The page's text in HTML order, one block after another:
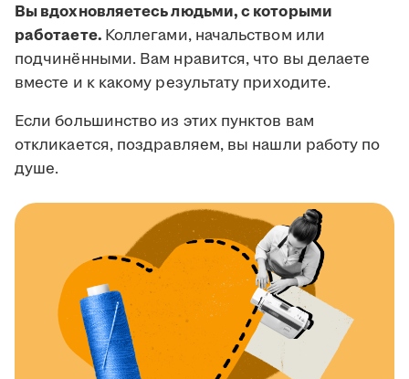
Вы вдохновляетесь людьми, с которыми
работаете. Коллегами, начальством или
подчинёнными. Вам нравится, что вы делаете
вместе и к какому результату приходите.
Если большинство из этих пунктов вам
откликается, поздравляем, вы нашли работу по
душе.